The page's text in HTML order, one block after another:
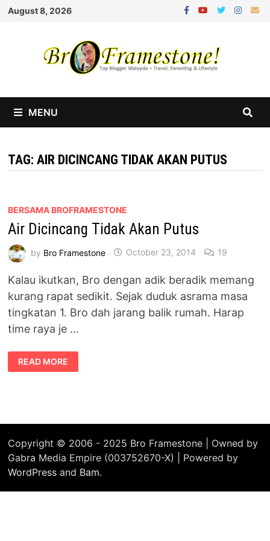
Skip
August 8, 2026
MENU
TAG:AIR DICINCANG TIDAK AKAN PUTUS
BERSAMA BROFRAMESTONE
Air Dicincang Tidak Akan Putus
by Bro Framestone October 23, 2014 19
Kalau ikutkan, Bro dengan adik beradik memang
kurang rapat sedikit. Sejak duduk asrama masa
tingkatan 1. Bro dah jarang balik rumah. Harap
time raya je …
AIR
DICINCANG
TIDAK
READ MORE
Copyright © 2006 - 2025 Bro Framestone | Owned by
Gabra Media Empire (003752670-X) | Powered by
WordPress and Bam.